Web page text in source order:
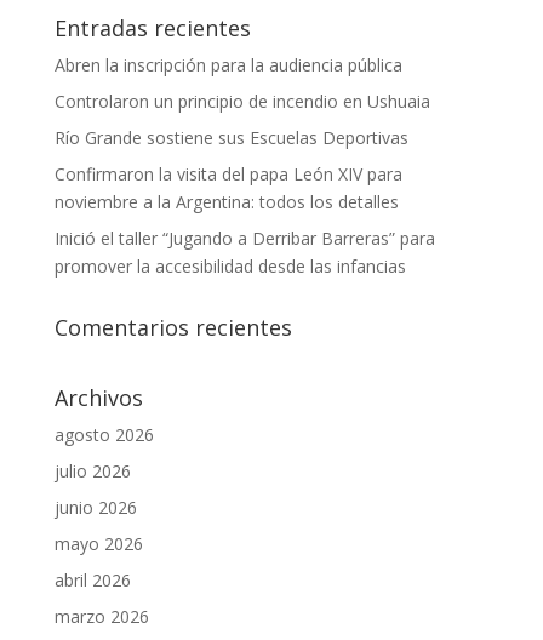
Entradas recientes
Abren la inscripción para la audiencia pública
Controlaron un principio de incendio en Ushuaia
Río Grande sostiene sus Escuelas Deportivas
Confirmaron la visita del papa León XIV para
noviembre a la Argentina: todos los detalles
Inició el taller “Jugando a Derribar Barreras” para
promover la accesibilidad desde las infancias
Comentarios recientes
Archivos
agosto 2026
julio 2026
junio 2026
mayo 2026
abril 2026
marzo 2026